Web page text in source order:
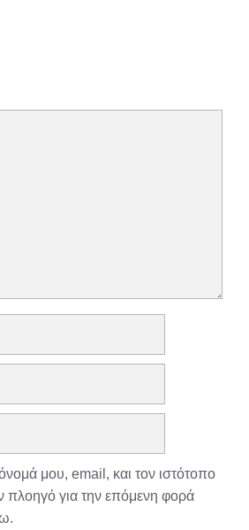
μου, email, και τον ιστότοπο
πλοηγό για την επόμενη φορά